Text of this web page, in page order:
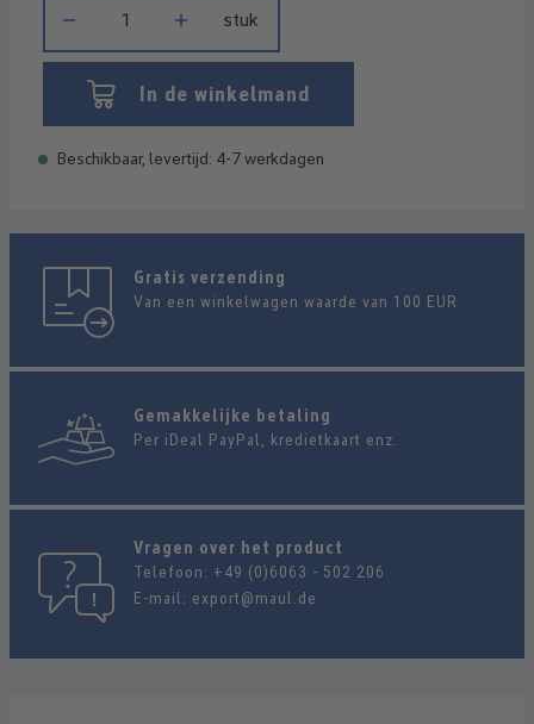
stuk
In de winkelmand
Beschikbaar, levertijd: 4-7 werkdagen
Gratis verzending
Van een winkelwagen waarde van 100 EUR
Gemakkelijke betaling
Per iDeal PayPal, kredietkaart enz.
Vragen over het product
Telefoon: +49 (0)6063 - 502 206
E-mail: export@maul.de